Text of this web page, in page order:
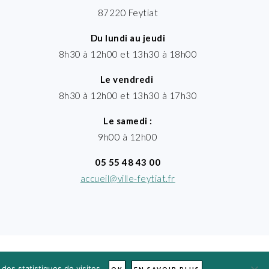
87220 Feytiat
Du lundi au jeudi
8h30 à 12h00 et 13h30 à 18h00
Le vendredi
8h30 à 12h00 et 13h30 à 17h30
Le samedi :
9h00 à 12h00
05 55 48 43 00
accueil@ville-feytiat.fr